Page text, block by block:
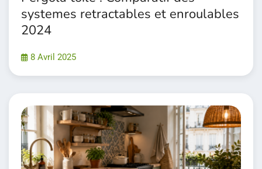
systemes retractables et enroulables
2024
8 Avril 2025